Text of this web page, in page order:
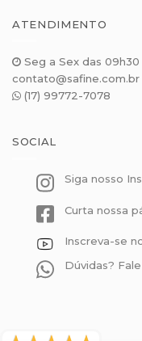
ATENDIMENTO
Seg a Sex das
contato@safine.com.br
(17) 99772-7078
SOCIAL
Siga nosso
Curta nossa
Inscreva-se
Dúvidas?